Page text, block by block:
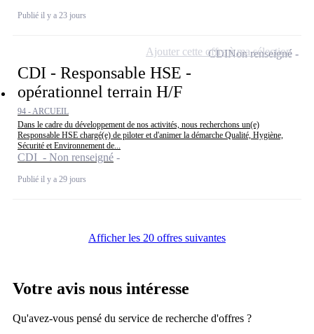
Publié il y a 23 jours
CDI - Responsable HSE -
opérationnel terrain H/F
94 - ARCUEIL
Dans le cadre du développement de nos activités, nous recherchons un(e)
Responsable HSE chargé(e) de piloter et d'animer la démarche Qualité, Hygiène,
Sécurité et Environnement de...
CDI - Non renseigné
Publié il y a 29 jours
CDINon renseigné
Ajouter cette offre à ma sélection
Afficher les 20 offres suivantes
Votre avis nous intéresse
Qu'avez-vous pensé du service de recherche d'offres ?